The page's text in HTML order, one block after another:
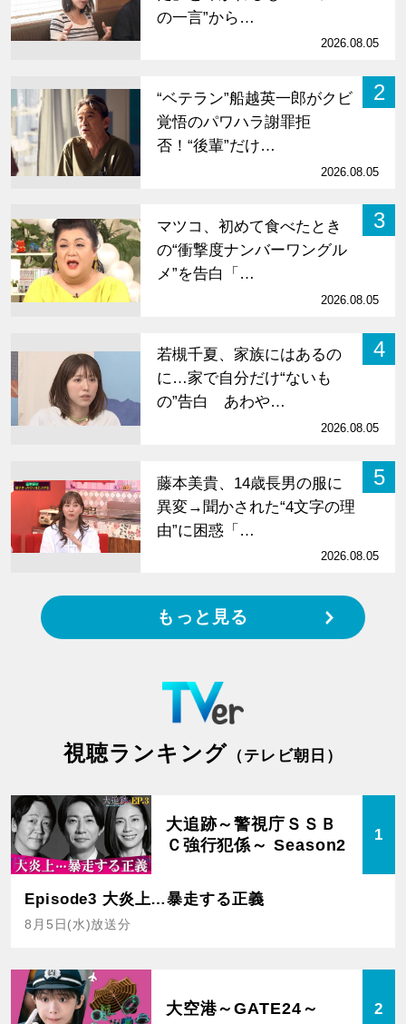
の一言”から…
2026.08.05
2
“ベテラン”船越英一郎がクビ
覚悟のパワハラ謝罪拒
否！“後輩”だけ…
2026.08.05
3
マツコ、初めて食べたとき
の“衝撃度ナンバーワングル
メ”を告白「…
2026.08.05
4
若槻千夏、家族にはあるの
に…家で自分だけ“ないも
の”告白 あわや…
2026.08.05
5
藤本美貴、14歳長男の服に
異変→聞かされた“4文字の理
由”に困惑「…
2026.08.05
もっと見る
視聴ランキング （テレビ朝日）
大追跡～警視庁ＳＳＢ
Ｃ強行犯係～ Season2
1
Episode3 大炎上…暴走する正義
8月5日(水)放送分
大空港～GATE24～ 2